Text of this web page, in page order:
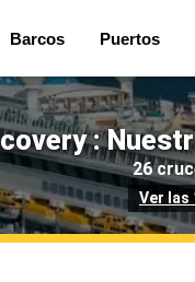
Barcos Puertos
:
26
Ver las